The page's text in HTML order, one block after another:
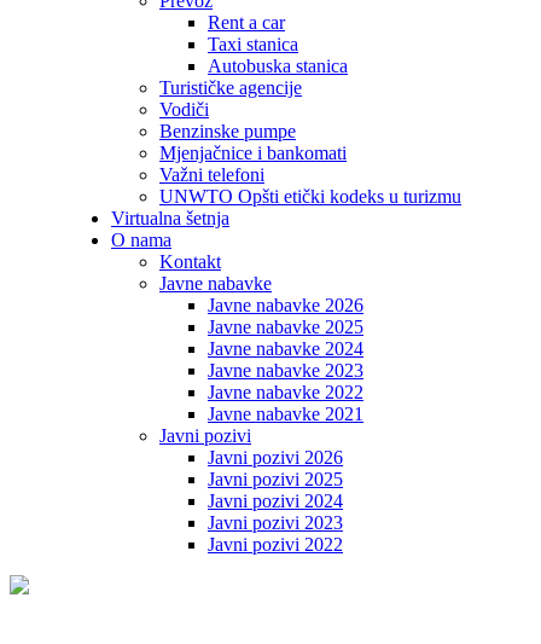
Rent a car
Taxi stanica
Autobuska stanica
Turističke agencije
Vodiči
Benzinske pumpe
Mjenjačnice i bankomati
Važni telefoni
UNWTO Opšti etički kodeks u turizmu
Virtualna šetnja
O nama
Kontakt
Javne nabavke
Javne nabavke 2026
Javne nabavke 2025
Javne nabavke 2024
Javne nabavke 2023
Javne nabavke 2022
Javne nabavke 2021
Javni pozivi
Javni pozivi 2026
Javni pozivi 2025
Javni pozivi 2024
Javni pozivi 2023
Javni pozivi 2022